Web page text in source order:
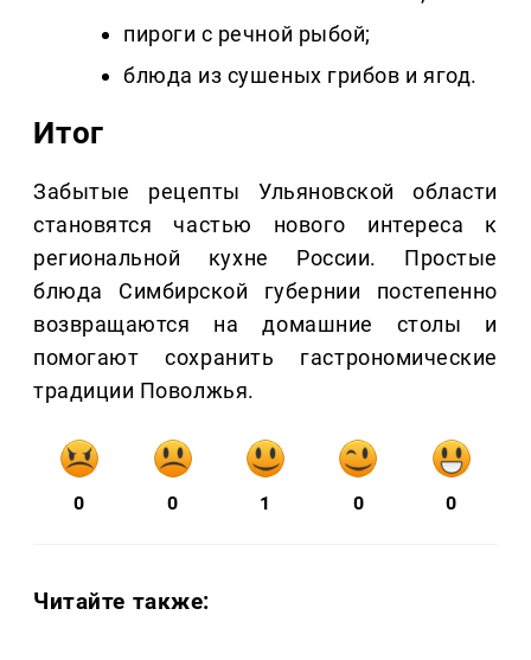
пироги с речной рыбой;
блюда из сушеных грибов и ягод.
Итог
Забытые рецепты Ульяновской области
становятся частью нового интереса к
региональной кухне России. Простые
блюда Симбирской губернии постепенно
возвращаются на домашние столы и
помогают сохранить гастрономические
традиции Поволжья.
0 0 1 0 0
Читайте также: